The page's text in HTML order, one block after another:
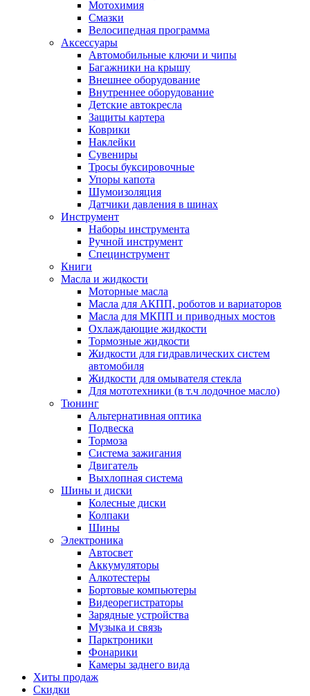
Мотохимия
Смазки
Велосипедная программа
Аксессуары
Автомобильные ключи и чипы
Багажники на крышу
Внешнее оборудование
Внутреннее оборудование
Детские автокресла
Защиты картера
Коврики
Наклейки
Сувениры
Тросы буксировочные
Упоры капота
Шумоизоляция
Датчики давления в шинах
Инструмент
Наборы инструмента
Ручной инструмент
Специнструмент
Книги
Масла и жидкости
Моторные масла
Масла для АКПП, роботов и вариаторов
Масла для МКПП и приводных мостов
Охлаждающие жидкости
Тормозные жидкости
Жидкости для гидравлических систем
автомобиля
Жидкости для омывателя стекла
Для мототехники (в т.ч лодочное масло)
Тюнинг
Альтернативная оптика
Подвеска
Тормоза
Система зажигания
Двигатель
Выхлопная система
Шины и диски
Колесные диски
Колпаки
Шины
Электроника
Автосвет
Аккумуляторы
Алкотестеры
Бортовые компьютеры
Видеорегистраторы
Зарядные устройства
Музыка и связь
Парктроники
Фонарики
Камеры заднего вида
Хиты продаж
Скидки